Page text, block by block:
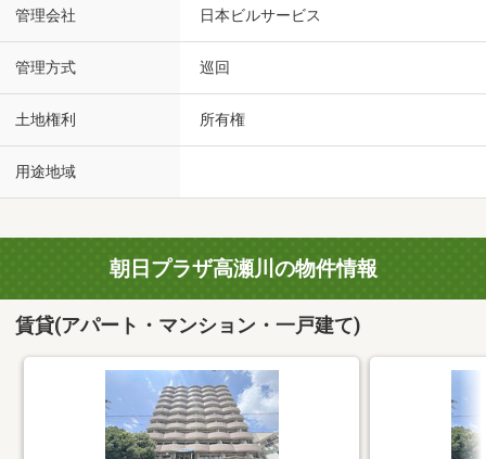
管理会社 日本ビルサービス
管理方式 巡回
土地権利 所有権
用途地域
朝日プラザ高瀬川の物件情報
賃貸(アパート・マンション・一戸建て)